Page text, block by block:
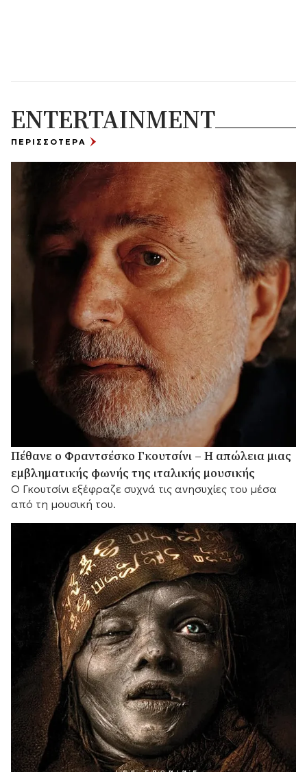
ENTERTAINMENT
ΠΕΡΙΣΣΟΤΕΡΑ
Πέθανε ο Φραντσέσκο Γκουτσίνι – Η απώλεια μιας
εμβληματικής φωνής της ιταλικής μουσικής
Ο Γκουτσίνι εξέφραζε συχνά τις ανησυχίες του μέσα
από τη μουσική του.